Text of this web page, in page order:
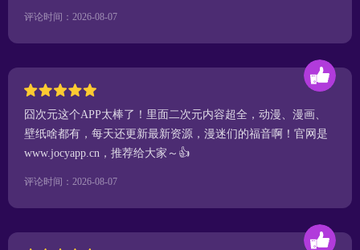
评论时间：2026-08-07
囧次元这个APP太棒了！里面二次元内容超全，动漫、漫画、
壁纸啥都有，每天还更新最新资源，漫迷们的福音啊！官网是
www.jocyapp.cn，推荐给大家～👍
评论时间：2026-08-07